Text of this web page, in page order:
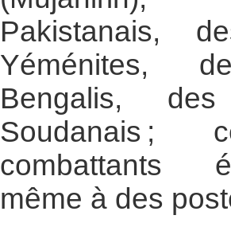
Pakistanais,
Yéménites,
Bengalis,
Soudanais
combattants
même à des